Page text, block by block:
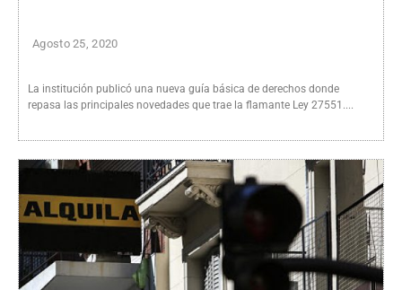
Agosto 25, 2020
La institución publicó una nueva guía básica de derechos donde
repasa las principales novedades que trae la flamante Ley 27551....